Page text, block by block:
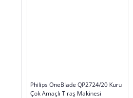
Philips OneBlade QP2724/20 Kuru
Çok Amaçlı Tıraş Makinesi